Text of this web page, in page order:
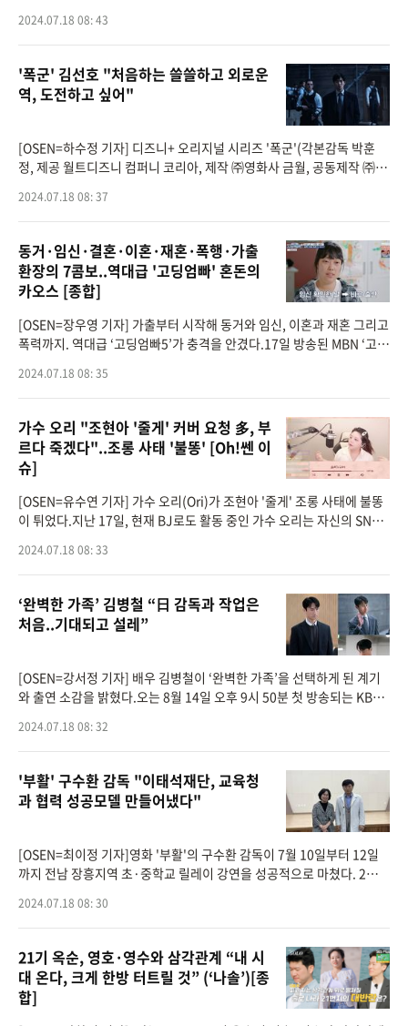
4 MTN 방송광고 페
2024.07.18 08: 43
'폭군' 김선호 "처음하는 쓸쓸하고 외로운
역, 도전하고 싶어"
[OSEN=하수정 기자] 디즈니+ 오리지널 시리즈 '폭군'(각본감독 박훈
정, 제공 월트디즈니 컴퍼니 코리아, 제작 ㈜영화사 금월, 공동제작 ㈜ 스
째 만남으
2024.07.18 08: 37
동거·임신·결혼·이혼·재혼·폭행·가출
환장의 7콤보..역대급 '고딩엄빠' 혼돈의
카오스 [종합]
[OSEN=장우영 기자] 가출부터 시작해 동거와 임신, 이혼과 재혼 그리고
폭력까지. 역대급 ‘고딩엄빠5’가 충격을 안겼다.17일 방송된 MBN ‘고딩
2024.07.18 08: 35
가수 오리 "조현아 '줄게' 커버 요청 多, 부
르다 죽겠다"..조롱 사태 '불똥' [Oh!쎈 이
슈]
[OSEN=유수연 기자] 가수 오리(Ori)가 조현아 '줄게' 조롱 사태에 불똥
이 튀었다.지난 17일, 현재 BJ로도 활동 중인 가수 오리는 자신의 SNS
다.최근 조현아
2024.07.18 08: 33
‘완벽한 가족’ 김병철 “日 감독과 작업은
처음..기대되고 설레”
[OSEN=강서정 기자] 배우 김병철이 ‘완벽한 가족’을 선택하게 된 계기
와 출연 소감을 밝혔다.오는 8월 14일 오후 9시 50분 첫 방송되는 KBS 2
복
2024.07.18 08: 32
'부활' 구수환 감독 "이태석재단, 교육청
과 협력 성공모델 만들어냈다"
[OSEN=최이정 기자]영화 '부활'의 구수환 감독이 7월 10일부터 12일
까지 전남 장흥지역 초·중학교 릴레이 강연을 성공적으로 마쳤다. 2박 3
참여했다.릴레
2024.07.18 08: 30
21기 옥순, 영호·영수와 삼각관계 “내 시
대 온다, 크게 한방 터트릴 것” (‘나솔’)[종
합]